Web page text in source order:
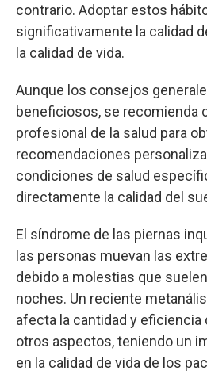
contrario. Adoptar estos
significativamente la calidad
la calidad de vida.
Aunque los consejos
beneficiosos, se recomienda
profesional de la salud para
recomendaciones
condiciones de salud
directamente la calidad del
El síndrome de las piernas
las personas muevan las
debido a molestias que
noches. Un reciente
afecta la cantidad y eficiencia
otros aspectos, teniendo un
en la calidad de vida de los